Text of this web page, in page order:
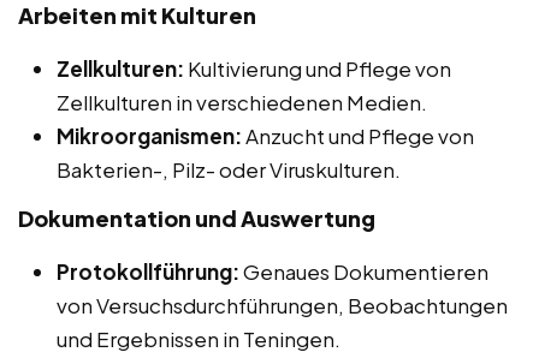
Arbeiten mit Kulturen
Zellkulturen: Kultivierung und Pflege von
Zellkulturen in verschiedenen Medien.
Mikroorganismen:Anzucht und Pflege von
Bakterien-, Pilz- oder Viruskulturen.
Dokumentation und Auswertung
Protokollführung:Genaues Dokumentieren
von Versuchsdurchführungen, Beobachtungen
und Ergebnissen in Teningen.